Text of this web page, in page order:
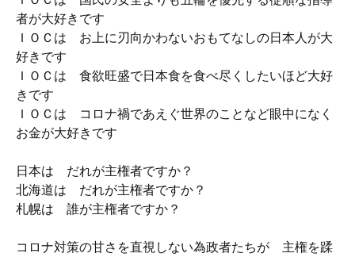
者が大好きです
ＩＯＣは お上に刃向かわないおもてなしの日本人が大
好きです
ＩＯＣは 食欲旺盛で日本食を食べ尽くしたいほど大好
きです
ＩＯＣは コロナ禍であえぐ世界のことなど眼中になく
お金が大好きです
日本は だれが主権者ですか？
北海道は だれが主権者ですか？
札幌は 誰が主権者ですか？
コロナ対策の甘さを直視しない為政者たちが 主権を蹂